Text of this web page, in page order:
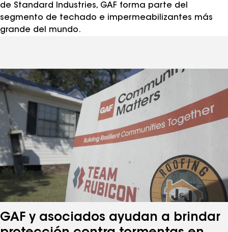
de Standard Industries, GAF forma parte del
segmento de techado e impermeabilizantes más
grande del mundo.
GAF y asociados ayudan a brindar